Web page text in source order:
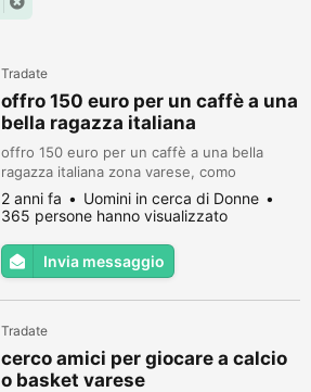
Tradate
offro 150 euro per un caffè a una
bella ragazza italiana
offro 150 euro per un caffè a una bella
ragazza italiana zona varese, como
2 anni fa
Uomini in cerca di Donne
365 persone hanno visualizzato
Invia messaggio
Tradate
cerco amici per giocare a calcio
o basket varese